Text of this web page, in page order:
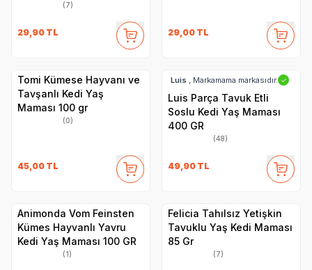
(7)
29,90 TL 29,00 TL
Tomi Kümese Hayvanı ve
Tavşanlı Kedi Yaş
Maması 100 gr
(0)
45,00 TL
Luis , Markamama markasıdır. ✓
Luis Parça Tavuk Etli
Soslu Kedi Yaş Maması
400 GR
(48)
49,90 TL
Animonda Vom Feinsten
Kümes Hayvanlı Yavru
Kedi Yaş Maması 100 GR
(1)
Felicia Tahılsız Yetişkin
Tavuklu Yaş Kedi Maması
85 Gr
(7)